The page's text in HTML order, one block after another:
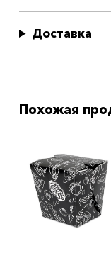
Доставка
Похожая